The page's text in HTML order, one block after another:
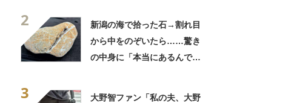
2
新潟の海で拾った石→割れ目
から中をのぞいたら……驚き
の中身に「本当にあるんです
3
大野智ファン「私の夫、大野